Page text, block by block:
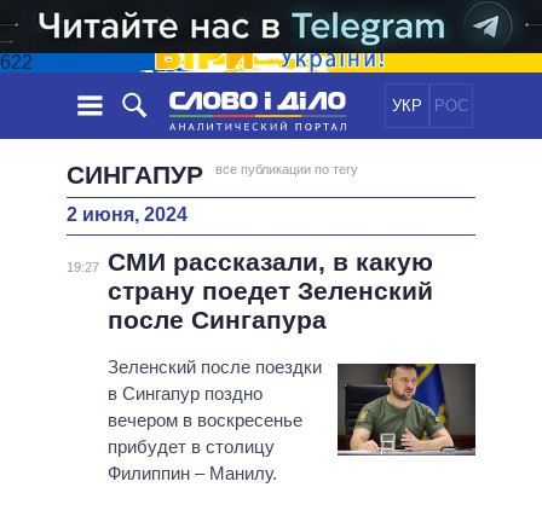
622
УКР РОС
НОВОСТИ
ЛЕНТА
СОБЫТИЯ
СТАТЬИ
МНЕНИЯ
ОБЗОРЫ
ДАЙДЖЕСТЫ
ЭКОНОМИКА
ОБЩЕСТВО
МИР
ПОЛИТИКИ
ВСЕ ПОЛИТИКИ
ПРЕЗИДЕНТ И ОФИС
ВЕРХОВНАЯ РАДА
КАБИНЕТ МИНИСТРОВ
ГЛАВЫ ОБЛАДМИНИСТРАЦИЙ
ИНФОГРАФИКА
ВИДЕО
ПОДДЕРЖАТЬ
СРАВНЕНИЕ ПОЛИТИКОВ
СИНГАПУР все публикации по тегу
2 июня, 2024
19:27 СМИ рассказали, в какую
страну поедет Зеленский
после Сингапура
Зеленский после поездки
в Сингапур поздно
вечером в воскресенье
прибудет в столицу
Филиппин – Манилу.